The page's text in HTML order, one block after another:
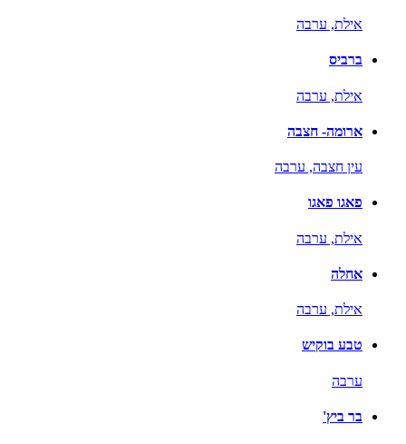
אילת, ערבה
ברביס
אילת, ערבה
ארומה- חצבה
עין חצבה, ערבה
פאגו פאגו
אילת, ערבה
אחלה
אילת, ערבה
טבע בוקיש
ערבה
בר ביץ'